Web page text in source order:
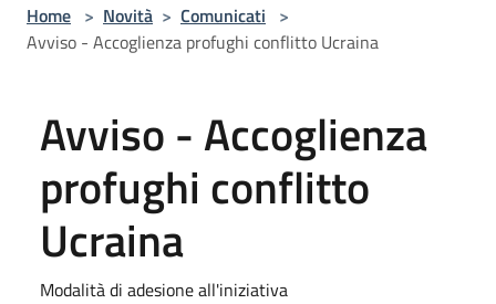
Home > Novità > Comunicati >
Avviso - Accoglienza profughi conflitto Ucraina
Avviso - Accoglienza
profughi conflitto
Ucraina
Modalità di adesione all'iniziativa